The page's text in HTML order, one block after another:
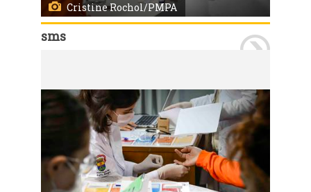
Cristine Rochol/PMPA
sms